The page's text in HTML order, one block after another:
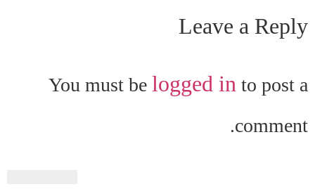
Leave a Reply
You must be logged in to post a
comment.